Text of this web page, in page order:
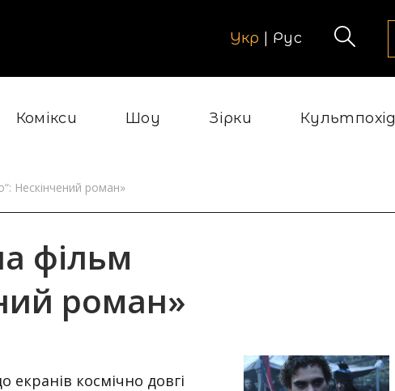
Укр Рус
Комікси Шоу Зірки Культпохід
Нескінчений роман»
фільм
роман»
екранів космічно довгі